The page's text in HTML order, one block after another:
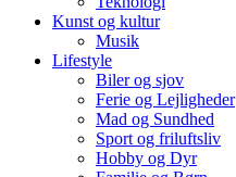
Kunst og kultur
Musik
Lifestyle
Biler og sjov
Ferie og Lejligheder
Mad og Sundhed
Sport og friluftsliv
Hobby og Dyr